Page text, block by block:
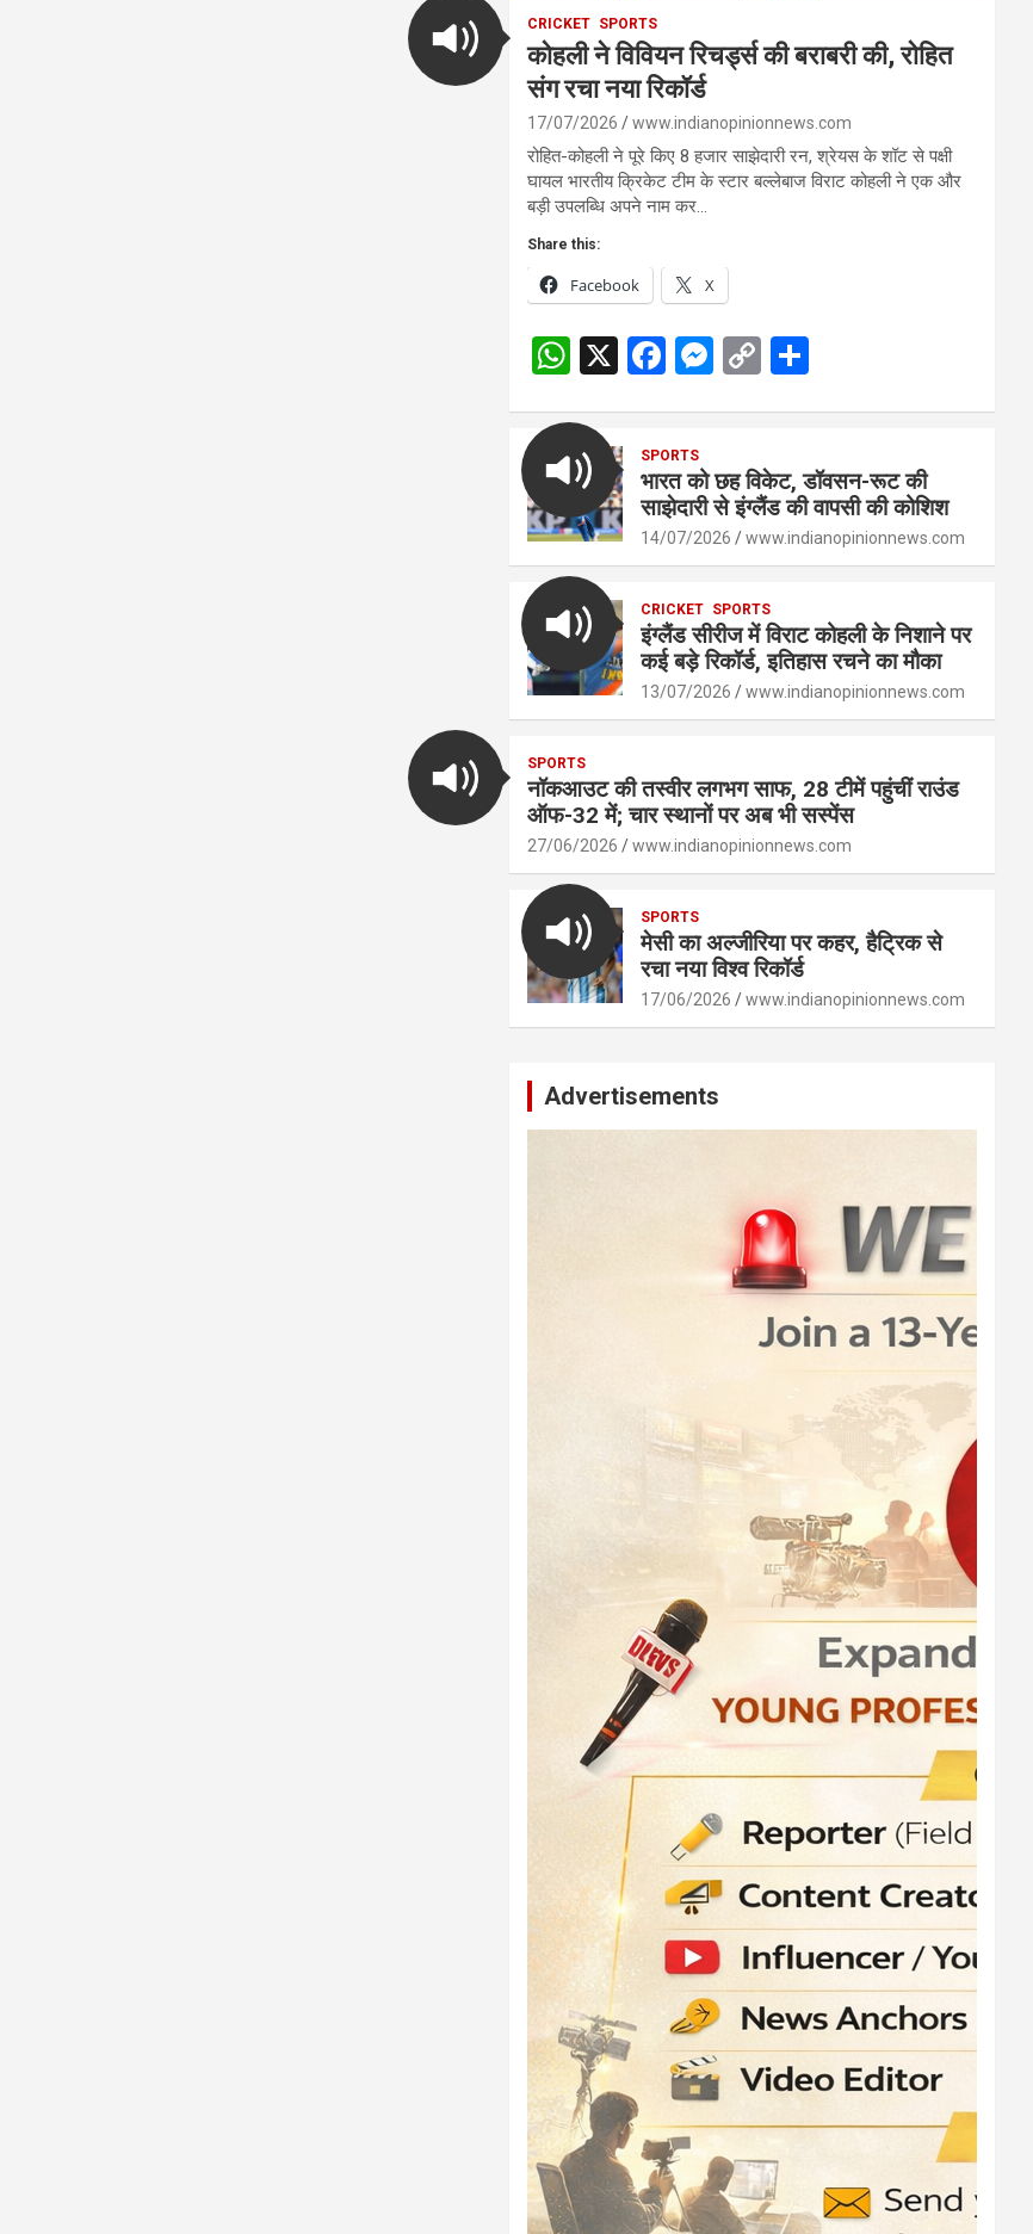
CRICKET SPORTS
कोहली ने विवियन रिचर्ड्स की बराबरी की, रोहित
संग रचा नया रिकॉर्ड
17/07/2026 www.indianopinionnews.com
रोहित-कोहली ने पूरे किए 8 हजार साझेदारी रन, श्रेयस के शॉट से पक्षी
घायल भारतीय क्रिकेट टीम के स्टार बल्लेबाज विराट कोहली ने एक और
बड़ी उपलब्धि अपने नाम कर…
Share this:
Facebook X
W
at
s
A
p
p
X
F
b
o
o
M
n
g
er
C
Li
n
k
e
SPORTS
भारत को छह विकेट, डॉवसन-रूट की
साझेदारी से इंग्लैंड की वापसी की कोशिश
14/07/2026 www.indianopinionnews.com
CRICKET SPORTS
इंग्लैंड सीरीज में विराट कोहली के निशाने पर
कई बड़े रिकॉर्ड, इतिहास रचने का मौका
13/07/2026 www.indianopinionnews.com
SPORTS
नॉकआउट की तस्वीर लगभग साफ, 28 टीमें पहुंचीं राउंड
ऑफ-32 में; चार स्थानों पर अब भी सस्पेंस
27/06/2026 www.indianopinionnews.com
SPORTS
मेसी का अल्जीरिया पर कहर, हैट्रिक से
रचा नया विश्व रिकॉर्ड
17/06/2026 www.indianopinionnews.com
Advertisements